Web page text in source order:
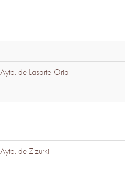
Ayto. de Lasarte-Oria
Ayto. de Zizurkil